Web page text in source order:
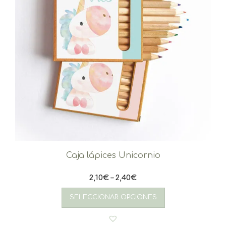
Caja lápices Unicornio
2,10€–2,40€
SELECCIONAR OPCIONES
Este